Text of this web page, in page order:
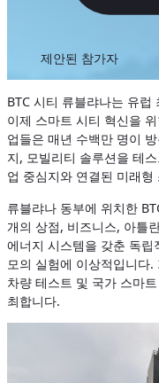
제안된 참가자
BTC 시티 류블랴나는 유
이제 스마트 시티 혁신을
업들은 매년 수백만 명이
지, 모빌리티 솔루션을 테
업 중심지와 연결된 미래
류블랴나 동부에 위치한
개의 상점, 비즈니스, 아틀
에너지 시스템을 갖춘 독
모의 실험에 이상적입니다
차량 테스트 및 국가 스마
최합니다.